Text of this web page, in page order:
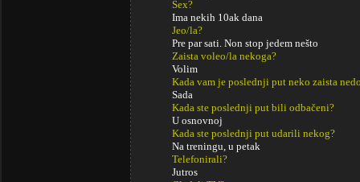
Sex?
Ima nekih 10ak dana
Jeo/la?
Pre par sati. Non stop jedem nešto
Zaista voleo/la nekoga?
Volim
Kada vam je poslednji put neko zaista
Sada
Kada ste poslednji put bili odbačeni?
U osnovnoj
Kada ste poslednji put udarili nekog?
Na treningu, u petak
Telefonirali?
Jutros